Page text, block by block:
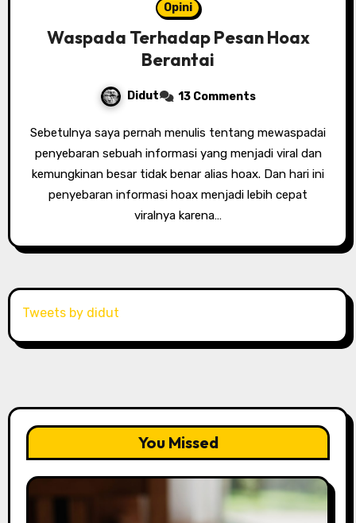
Opini
Waspada Terhadap Pesan Hoax
Berantai
Didut 13 Comments
Sebetulnya saya pernah menulis tentang mewaspadai
penyebaran sebuah informasi yang menjadi viral dan
kemungkinan besar tidak benar alias hoax. Dan hari ini
penyebaran informasi hoax menjadi lebih cepat
viralnya karena…
Tweets by didut
You Missed